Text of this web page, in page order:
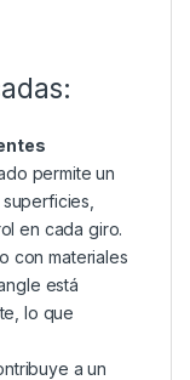
permite un
en cada giro.
con materiales
está
lo que
a un